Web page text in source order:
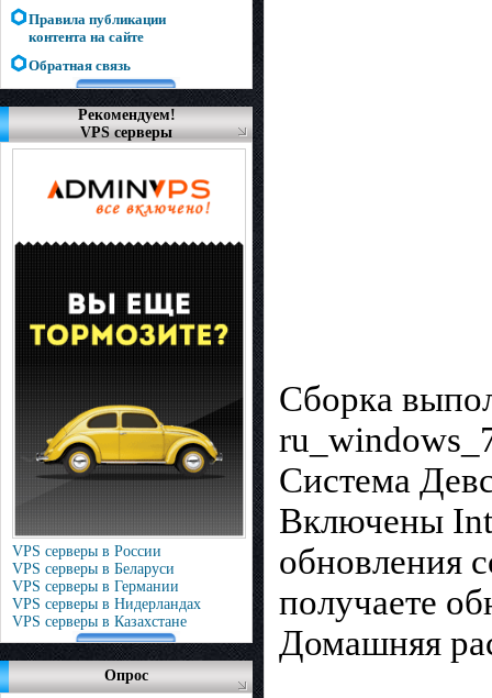
Правила публикации
контента на сайте
Обратная связь
Рекомендуем!
VPS серверы
VPS серверы в России
VPS серверы в Беларуси
VPS серверы в Германии
VPS серверы в Нидерландах
VPS серверы в Казахстане
Опрос
Сборка
Система
Включены
обновления
получаете
Домашняя